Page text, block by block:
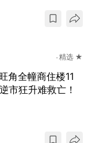
精选 ★
全幢商住楼11
狂升难救亡！